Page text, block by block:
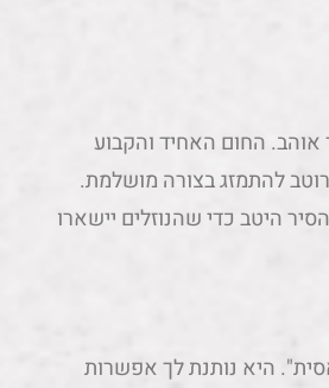
החום האחיד והקבוע
להתמזג בצורה מושלמת.
היטב כדי שהנוזלים יישארו
היא נותנת לך אפשרות